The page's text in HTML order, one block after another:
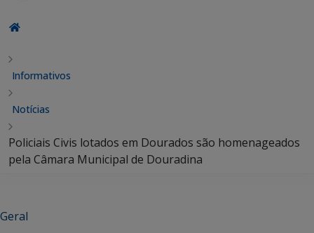
Informativos
Notícias
Policiais Civis lotados em Dourados são homenageados
pela Câmara Municipal de Douradina
Geral